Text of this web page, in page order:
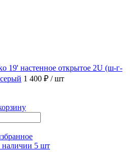
19' настенное открытое 2U (ш-г-
1 400 ₽ / шт
5 шт